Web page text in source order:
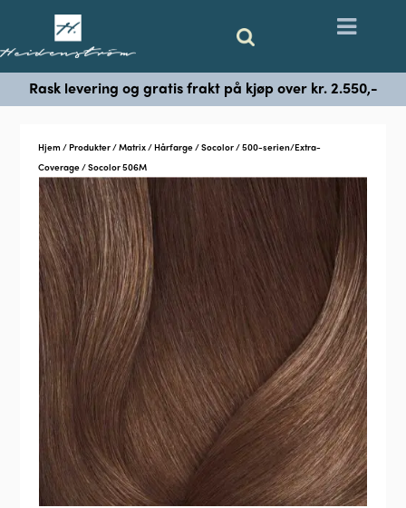
Rask levering og gratis frakt på kjøp over kr. 2.550,-
Hjem /Produkter/Matrix/Hårfarge/Socolor/500-serien/Extra-
Coverage/ Socolor 506M